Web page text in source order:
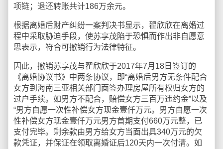
项链；退还转账共计186万余元。
根据离婚后财产纠纷一案判决书显示，翟欣欣在离婚过
程中采取胁迫手段，使苏享茂陷于恐惧而作出非自愿意
思表示，符合可撤销行为法律特征。
因此，撤销苏享茂与翟欣欣于2017年7月18日签订的
《离婚协议书》中两条协议，即“离婚后男方无条件配合
女方到海南三亚相关部门面签办理房屋所有权归女方的
过户手续。如男方不配合，赔偿女方三百万违约金”以及
“男方自愿一次性补偿女方现金壹仟万元。男方自愿一次
性补偿女方现金壹仟万元男方首期支付660万元整，已
支付完毕。剩余款由男方给女方当面出具340万元的欠
款凭证，并保证在领取离婚证后120天内一次付清。如